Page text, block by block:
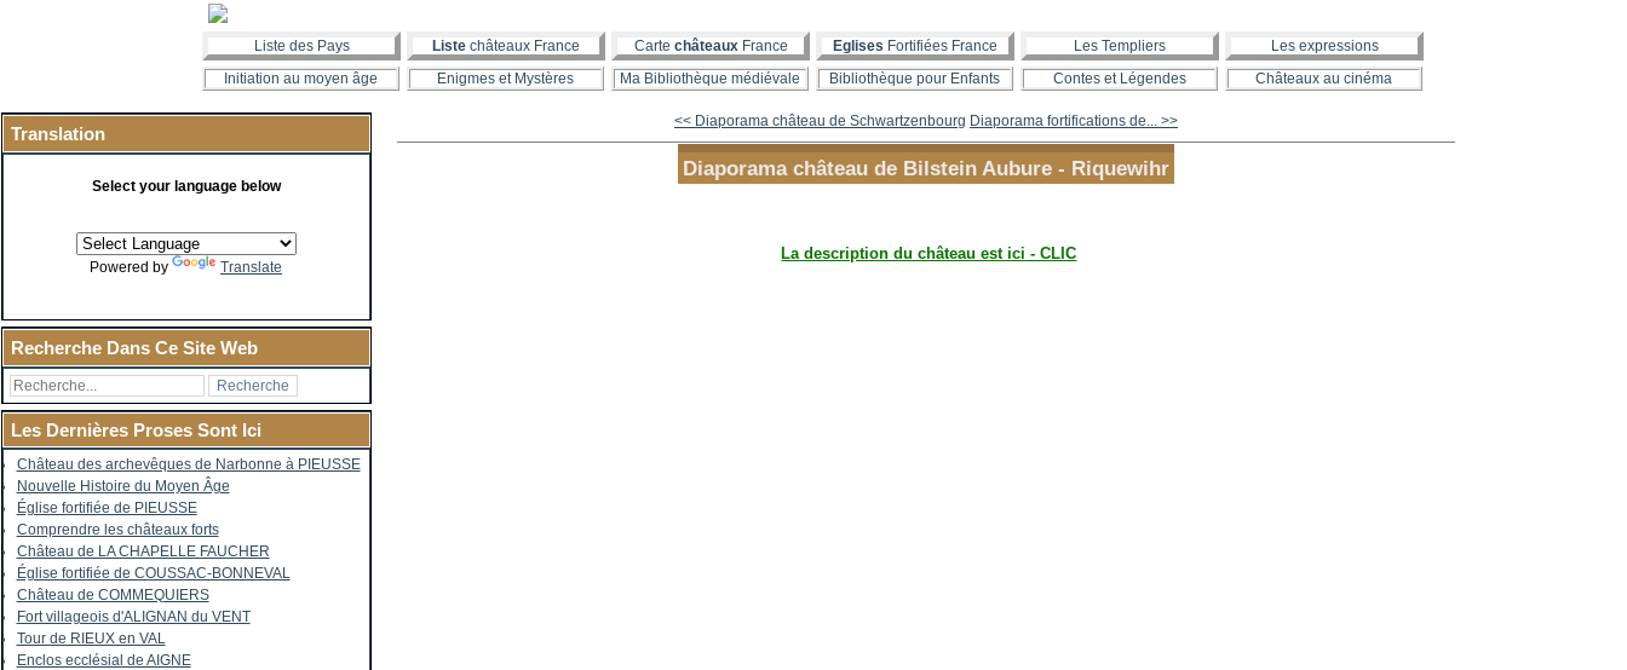
Liste des Pays Liste châteaux France Carte châteauxFrance Eglises Fortifiées France Les Templiers
Les expressions
Initiation au moyen âge
Enigmes et Mystères Ma Bibliothèque médiévale Bibliothèque pour Enfants Contes et Légendes Châteaux au cinéma
Translation
Select your language below
Powered by Translate
Recherche Dans Ce Site Web
Les Dernières Proses Sont Ici
Château des archevêques de Narbonne à PIEUSSE
Nouvelle Histoire du Moyen Âge
Église fortifiée de PIEUSSE
Comprendre les châteaux forts
Château de LA CHAPELLE FAUCHER
Église fortifiée de COUSSAC-BONNEVAL
Château de COMMEQUIERS
Fort villageois d'ALIGNAN du VENT
Tour de RIEUX en VAL
Enclos ecclésial de AIGNE
<< Diaporama château de Schwartzenbourg Diaporama fortifications de... >>
Diaporama château de Bilstein Aubure - Riquewihr
La description du château est ici - CLIC